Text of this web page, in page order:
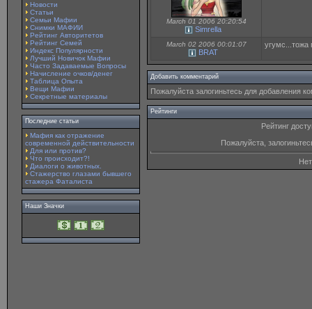
Новости
Статьи
Семьи Мафии
Снимки МАФИИ
Рейтинг Авторитетов
Рейтинг Семей
Индекс Популярности
Лучший Новичок Мафии
Часто Задаваемые Вопросы
Начисление очков/денег
Таблица Опыта
Вещи Мафии
Секретные материалы
Последние статьи
Мафия как отражение
современной действительности
Для или против?
Что происходит?!
Диалоги о животных.
Стажерство глазами бывшего
стажера Фаталиста
Наши Значки
March 01 2006 20:20:54
Simrella
March 02 2006 00:01:07
BRAT
угумс...тожа
Добавить комментарий
Пожалуйста залогиньтесь для добавления
Рейтинги
Рейтинг
Пожалуйста,